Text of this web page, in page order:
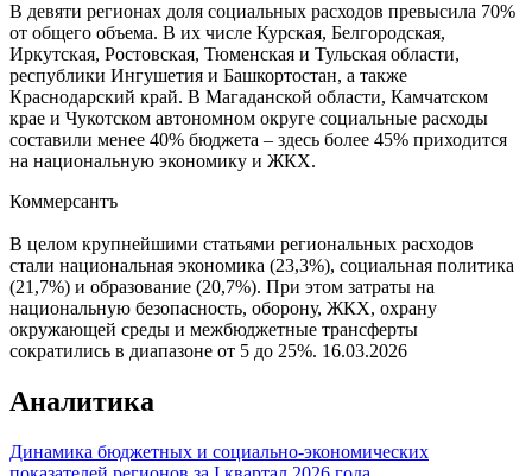
В девяти регионах доля социальных расходов превысила 70%
от общего объема. В их числе Курская, Белгородская,
Иркутская, Ростовская, Тюменская и Тульская области,
республики Ингушетия и Башкортостан, а также
Краснодарский край. В Магаданской области, Камчатском
крае и Чукотском автономном округе социальные расходы
составили менее 40% бюджета – здесь более 45% приходится
на национальную экономику и ЖКХ.
Коммерсантъ
В целом крупнейшими статьями региональных расходов
стали национальная экономика (23,3%), социальная политика
(21,7%) и образование (20,7%). При этом затраты на
национальную безопасность, оборону, ЖКХ, охрану
окружающей среды и межбюджетные трансферты
сократились в диапазоне от 5 до 25%. 16.03.2026
Аналитика
Динамика бюджетных и социально-экономических